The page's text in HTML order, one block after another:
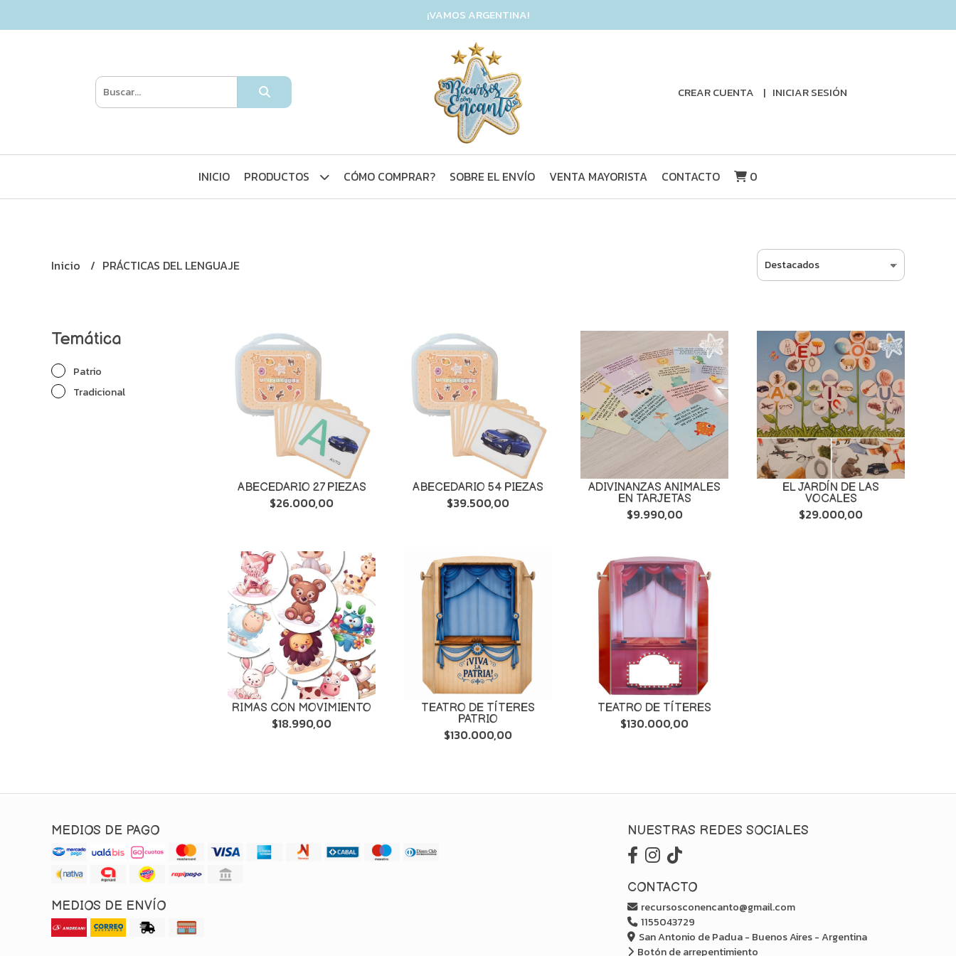
¡VAMOS ARGENTINA!
CREAR CUENTA INICIAR SESIÓN
INICIO PRODUCTOS CÓMO COMPRAR? SOBRE EL ENVÍO VENTA MAYORISTA CONTACTO 0
Inicio PRÁCTICAS DEL LENGUAJE
Temática
Patrio
Tradicional
ABECEDARIO 27 PIEZAS
$26.000,00
ABECEDARIO 54 PIEZAS
$39.500,00
ADIVINANZAS ANIMALES
EN TARJETAS
$9.990,00
EL JARDÍN DE LAS
VOCALES
$29.000,00
RIMAS CON MOVIMIENTO
$18.990,00
TEATRO DE TÍTERES
PATRIO
$130.000,00
TEATRO DE TÍTERES
$130.000,00
MEDIOS DE PAGO
MEDIOS DE ENVÍO
NUESTRAS REDES SOCIALES
CONTACTO
recursosconencanto@gmail.com
1155043729
San Antonio de Padua - Buenos Aires - Argentina
Botón de arrepentimiento